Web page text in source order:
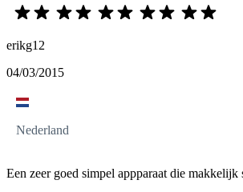
erikg12
04/03/2015
Nederland
Een zeer goed simpel appparaat die makkelijk